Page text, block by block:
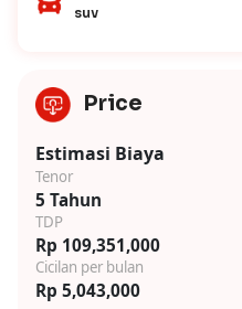
suv
Price
Estimasi Biaya
Tenor
5 Tahun
TDP
Rp 109,351,000
Cicilan per bulan
Rp 5,043,000